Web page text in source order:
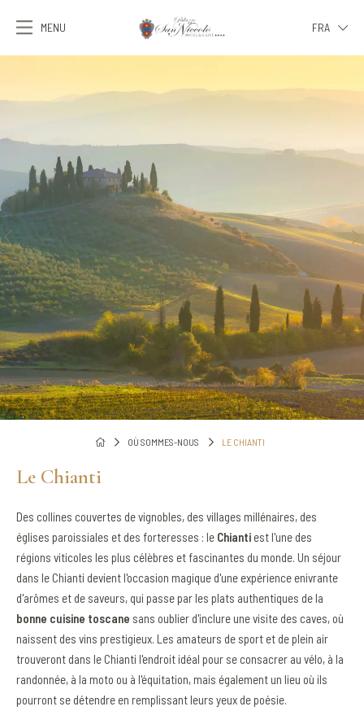
MENU
FRA
OÙ SOMMES-NOUS LE CHIANTI
Le Chianti
Des collines couvertes de vignobles, des villages millénaires, des
églises paroissiales et des forteresses : le Chiantiest l'une des
régions viticoles les plus célèbres et fascinantes du monde. Un séjour
dans le Chianti devient l'occasion magique d'une expérience enivrante
d'arômes et de saveurs, qui passe par les plats authentiques de la
bonne cuisine toscane sans oublier d'inclure une visite des caves, où
naissent des vins prestigieux. Les amateurs de sport et de plein air
trouveront dans le Chianti l'endroit idéal pour se consacrer au vélo, à la
randonnée, à la moto ou à l'équitation, mais également un lieu où ils
pourront se détendre en remplissant leurs yeux de poésie.